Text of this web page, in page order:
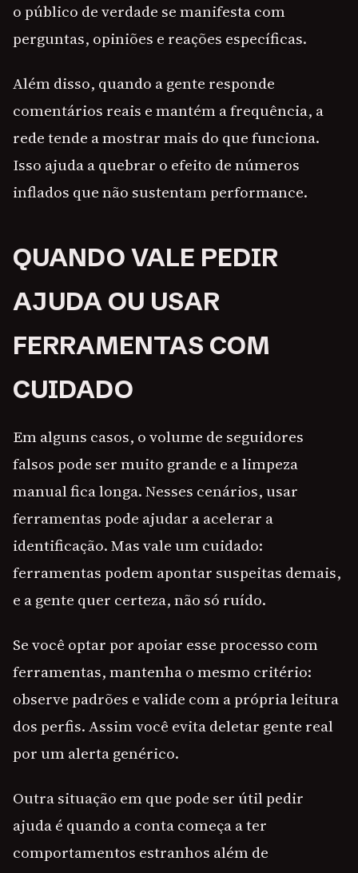
o público de verdade se manifesta com
perguntas, opiniões e reações específicas.
Além disso, quando a gente responde
comentários reais e mantém a frequência, a
rede tende a mostrar mais do que funciona.
Isso ajuda a quebrar o efeito de números
inflados que não sustentam performance.
QUANDO VALE PEDIR
AJUDA OU USAR
FERRAMENTAS COM
CUIDADO
Em alguns casos, o volume de seguidores
falsos pode ser muito grande e a limpeza
manual fica longa. Nesses cenários, usar
ferramentas pode ajudar a acelerar a
identificação. Mas vale um cuidado:
ferramentas podem apontar suspeitas demais,
e a gente quer certeza, não só ruído.
Se você optar por apoiar esse processo com
ferramentas, mantenha o mesmo critério:
observe padrões e valide com a própria leitura
dos perfis. Assim você evita deletar gente real
por um alerta genérico.
Outra situação em que pode ser útil pedir
ajuda é quando a conta começa a ter
comportamentos estranhos além de